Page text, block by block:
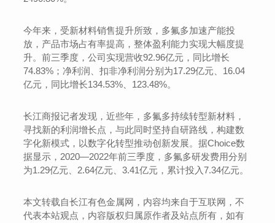
今年来，受新材料销售提升所致，多氟多加速产能投
放，产品市场占有率提高，整体盈利能力实现大幅度提
升。前三季度，公司实现营收92.96亿元，同比增长
74.83%；净利润、扣非净利润分别为17.29亿元、16.04
亿元，同比增长134.53%、123.48%。
长江商报记者发现，近些年，多氟多持续转型新材料，
寻找新的利润增长点，与此同时坚持自研路线，构建数
字化新模式，以数字化转型推动创新发展。据Choice数
据显示，2020—2022年前三季度，多氟多研发费用分别
为1.29亿元、2.64亿元、3.41亿元，累计投入7.34亿元。
本文转载自长江有色金属网，内容均来自于互联网，不
代表本站观点，内容版权归属原作者及站点所有，如有